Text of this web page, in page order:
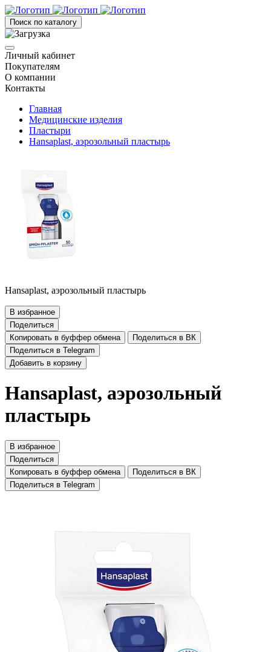
Поиск по каталогу
Личный кабинет
Покупателям
О компании
Контакты
Главная
Медицинские изделия
Пластыри
Hansaplast, аэрозольный пластырь
Hansaplast, аэрозольный пластырь
В избранное
Поделиться
Копировать в буффер обмена
Поделиться в ВК
Поделиться в Telegram
Добавить в корзину
Hansaplast, аэрозольный
пластырь
В избранное
Поделиться
Копировать в буффер обмена
Поделиться в ВК
Поделиться в Telegram